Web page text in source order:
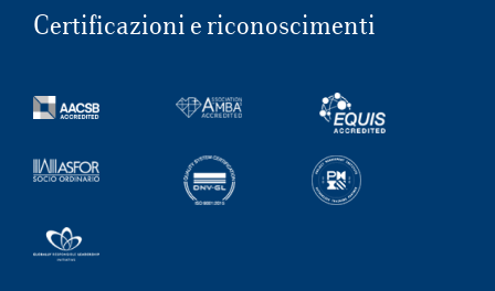
Certificazioni e riconoscimenti